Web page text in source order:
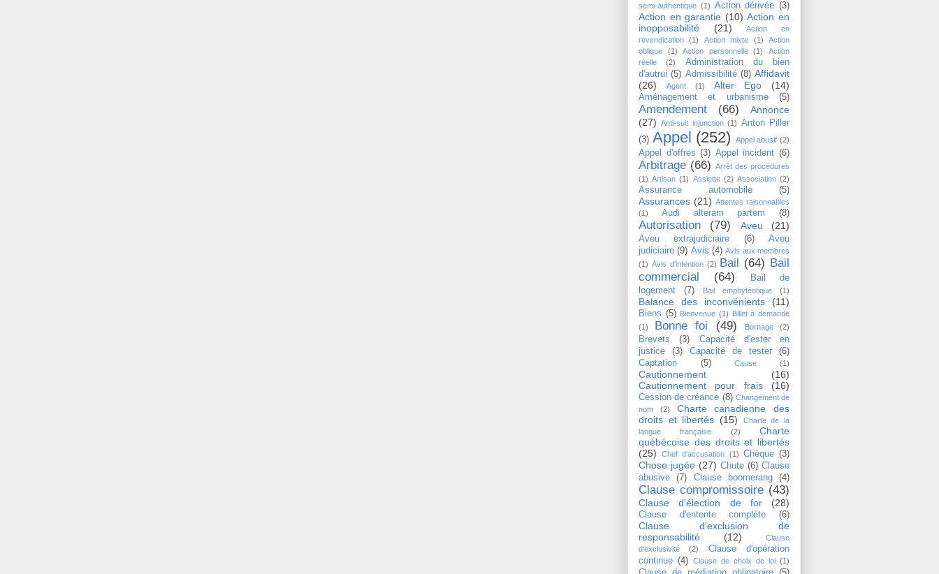
semi-authentique (1) Action dérivée (3)
Action en garantie (10) Action en
inopposabilité
(21)
Action en
revendication
(1) Action mixte (1)
Action
oblique
(1) Action personnelle (1)
Action
réelle
(2)
Administration du bien
d'autrui (5) Admissibilité (8) Affidavit
(26)
Agent (1) Alter Ego (14)
Aménagement et urbanisme (5)
Amendement (66)
Annonce
(27)
Anti-suit injunction (1) Anton Piller
(3) Appel (252) Appel abusif (2)
Appel d'offres (3) Appel incident (6)
Arbitrage (66) Arrêt des procédures
(1) Artisan (1) Assiette (2) Association (2)
Assurance automobile (5)
Assurances (21) Attentes raisonnables
(1)
Audi alteram partem (8)
Autorisation (79) Aveu (21)
Aveu extrajudiciaire (6)
Aveu
judiciaire (9) Avis (4) Avis aux membres
(1) Avis d'intention (2) Bail (64) Bail
commercial
(64)
Bail de
logement
(7) Bail emphytéotique (1)
Balance des inconvénients (11)
Biens (5) Bienvenue (1)
Billet à demande
(1)
Bonne foi (49) Bornage (2)
Brevets (3)
Capacité d'ester en
justice
(3) Capacité de tester
(6)
Captation
(5) Cause (1)
Cautionnement
(16)
Cautionnement pour frais
(16)
Cession de créance (8) Changement de
nom
(2)
Charte canadienne des
droits et libertés (15)
Charte de la
langue française
(2)
Charte
québécoise des droits et libertés
(25)
Chef d'accusation (1) Chèque (3)
Chose jugée (27) Chute (6) Clause
abusive
(7) Clause boomerang (4)
Clause compromissoire (43)
Clause d'élection de for (28)
Clause d'entente complète (6)
Clause d'exclusion de
responsabilité
(12)
Clause
d'exclusivité
(2)
Clause d'opération
continue (4) Clause de choix de loi (1)